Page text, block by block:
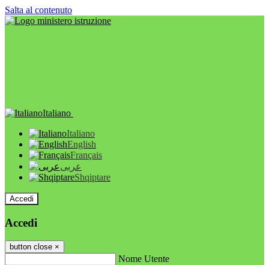
Salta al contenuto
Italiano
Italiano
English
Français
عربى
Shqiptare
Accedi
Accedi
button close ×
Nome Utente